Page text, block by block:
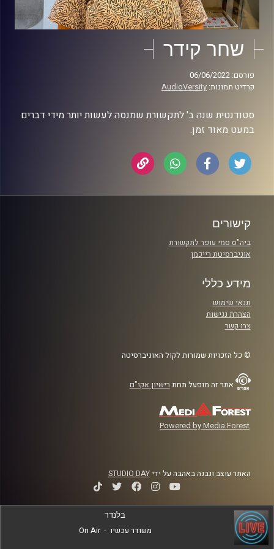
שחר קידר
פורסם: 06/06/2022
קרדיט תמונות: AudioVersity
סטודנטית שנה ב' לתקשורת שמנסה לעשות יותר מידי דברים
במעט מאוד זמן.
קישורים
ביה"ס סמי עופר לתקשורת
אוניברסיטת רייכמן
מידע כללי
תנאי שימוש
הצהרת נגישות
צרו קשר
© כל הזכויות שמורות לקול האוניברסיטה
אתר זה מופעל תחת רישיון אקו"ם
Powered by Media Forest
האתר עוצב ונבנה באהבה על ידיSTUDIO DAY
בלנדר
משודר עכשיו -
On Air